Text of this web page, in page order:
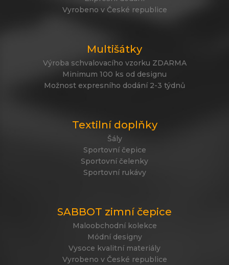
Vyrobeno v České republice
Multišátky
Výroba schvalovacího vzorku ZDARMA
Minimum 100 ks od designu
Možnost expresního dodání 2-3 týdnů
Textilní doplňky
Šály
Sportovní čepice
Sportovní čelenky
Sportovní rukávy
SABBOT zimní čepice
Maloobchodní kolekce
Módní designy
Vysoce kvalitní materiály
Vyrobeno v České republice